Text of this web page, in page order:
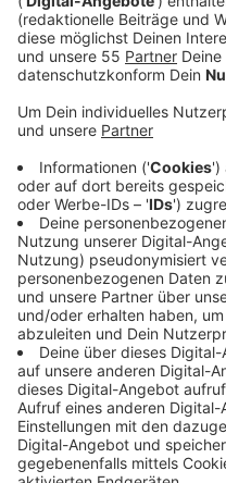
Die erste Single nach
neue Song und klingt
Singles! Ziemlich düster
ernst. Darin geht’s um
der Partner versichert
und am Ende: Nichts.
der alte Trott. Für die
von heutigen
Anzeige
Wir
Video-